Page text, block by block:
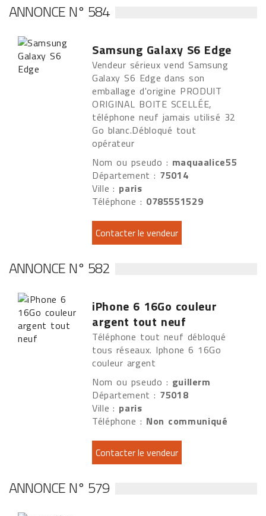
ANNONCE N° 584
Samsung Galaxy S6 Edge
Vendeur sérieux vend Samsung
Galaxy S6 Edge dans son
emballage d'origine PRODUIT
ORIGINAL BOITE SCELLÉE,
téléphone neuf jamais utilisé 32
Go blanc.Débloqué tout
opérateur
Nom ou pseudo : maquaalice55
Département : 75014
Ville : paris
Téléphone : 0785551529
ANNONCE N° 582
iPhone 6 16Go couleur
argent tout neuf
Téléphone tout neuf débloqué
tous réseaux. Iphone 6 16Go
couleur argent
Nom ou pseudo : guillerm
Département : 75018
Ville : paris
Téléphone : Non communiqué
ANNONCE N° 579